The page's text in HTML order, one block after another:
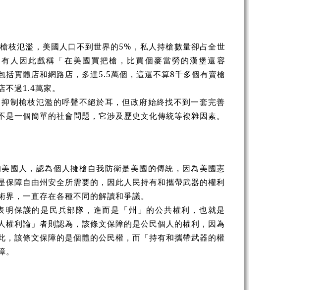
枝氾濫，美國人口不到世界的5% ，私人持槍數量卻占全世
人因此戲稱「在美國買把槍，比買個麥當勞的漢堡還容
括實體店和網路店，多達5.5萬個，這還不算8千多個有賣槍
不過1.4萬家。
制槍枝氾濫的呼聲不絕於耳，但政府始終找不到一套完善
一個簡單的社會問題，它涉及歷史文化傳統等複雜因素。
國人，認為個人擁槍自我防衛是美國的傳統，因為美國憲
障自由州安全所需要的，因此人民持有和攜帶武器的權利
，一直存在各種不同的解讀和爭議。
明保護的是民兵部隊，進而是「州」的公共權利，也就是
權利論」者則認為，該條文保障的是公民個人的權利，因為
該條文保障的是個體的公民權，而「持有和攜帶武器的權